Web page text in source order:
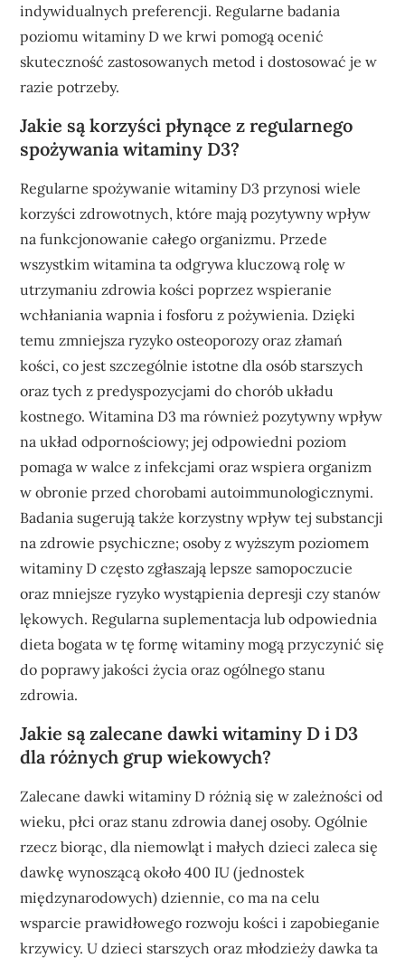
indywidualnych preferencji. Regularne badania
poziomu witaminy D we krwi pomogą ocenić
skuteczność zastosowanych metod i dostosować je w
razie potrzeby.
Jakie są korzyści płynące z regularnego
spożywania witaminy D3?
Regularne spożywanie witaminy D3 przynosi wiele
korzyści zdrowotnych, które mają pozytywny wpływ
na funkcjonowanie całego organizmu. Przede
wszystkim witamina ta odgrywa kluczową rolę w
utrzymaniu zdrowia kości poprzez wspieranie
wchłaniania wapnia i fosforu z pożywienia. Dzięki
temu zmniejsza ryzyko osteoporozy oraz złamań
kości, co jest szczególnie istotne dla osób starszych
oraz tych z predyspozycjami do chorób układu
kostnego. Witamina D3 ma również pozytywny wpływ
na układ odpornościowy; jej odpowiedni poziom
pomaga w walce z infekcjami oraz wspiera organizm
w obronie przed chorobami autoimmunologicznymi.
Badania sugerują także korzystny wpływ tej substancji
na zdrowie psychiczne; osoby z wyższym poziomem
witaminy D często zgłaszają lepsze samopoczucie
oraz mniejsze ryzyko wystąpienia depresji czy stanów
lękowych. Regularna suplementacja lub odpowiednia
dieta bogata w tę formę witaminy mogą przyczynić się
do poprawy jakości życia oraz ogólnego stanu
zdrowia.
Jakie są zalecane dawki witaminy D i D3
dla różnych grup wiekowych?
Zalecane dawki witaminy D różnią się w zależności od
wieku, płci oraz stanu zdrowia danej osoby. Ogólnie
rzecz biorąc, dla niemowląt i małych dzieci zaleca się
dawkę wynoszącą około 400 IU (jednostek
międzynarodowych) dziennie, co ma na celu
wsparcie prawidłowego rozwoju kości i zapobieganie
krzywicy. U dzieci starszych oraz młodzieży dawka ta